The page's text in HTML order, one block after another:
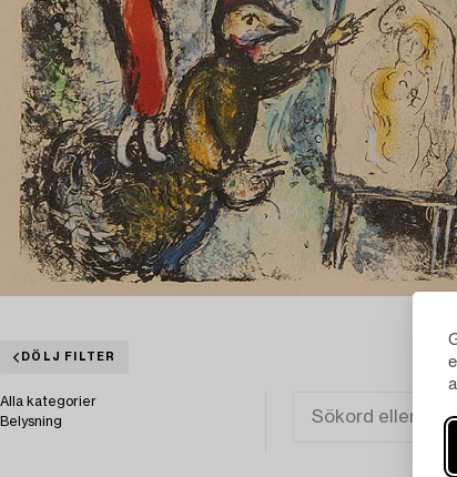
DÖLJ FILTER
Alla kategorier
Belysning